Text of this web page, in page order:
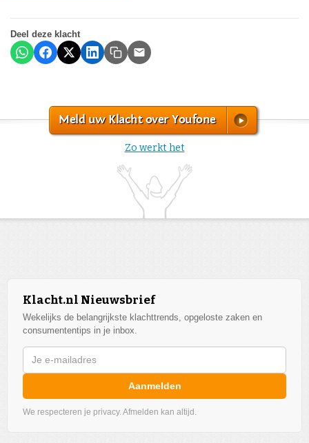
Deel deze klacht
Meld uw Klacht over Youfone
Zo werkt het
Klacht.nl Nieuwsbrief
Wekelijks de belangrijkste klachttrends, opgeloste zaken en
consumententips in je inbox.
Aanmelden
We respecteren je privacy. Afmelden kan altijd.